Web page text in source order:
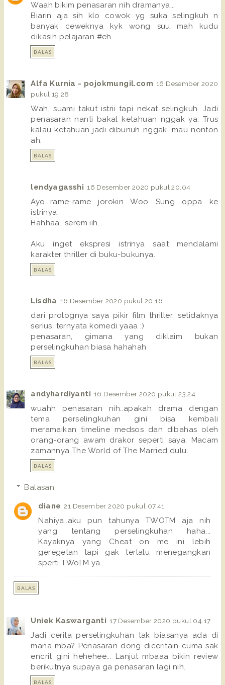
Waah bikim penasaran nih dramanya...
Biarin aja sih klo cowok yg suka selingkuh n
banyak ceweknya kyk wong suu mah kudu
dikasih pelajaran #eh...
BALAS
Alfa Kurnia - pojokmungil.com 16 Desember 2020
pukul 19.28
Wah, suami takut istrii tapi nekat selingkuh. Jadi
penasaran nanti bakal ketahuan nggak ya. Trus
kalau ketahuan jadi dibunuh nggak, mau nonton
ah.
BALAS
lendyagasshi 16 Desember 2020 pukul 20.04
Ayo...rame-rame jorokin Woo Sung oppa ke
istrinya.
Hahhaa...serem iih...
Aku inget ekspresi istrinya saat mendalami
karakter thriller di buku-bukunya.
BALAS
Lisdha 16 Desember 2020 pukul 20.16
dari prolognya saya pikir film thriller, setidaknya
serius, ternyata komedi yaaa :)
penasaran, gimana yang diklaim bukan
perselingkuhan biasa hahahah
BALAS
andyhardiyanti 16 Desember 2020 pukul 23.24
wuahh penasaran nih..apakah drama dengan
tema perselingkuhan gini bisa kembali
meramaikan timeline medsos dan dibahas oleh
orang-orang awam drakor seperti saya. Macam
zamannya The World of The Married dulu.
BALAS
Balasan
diane 21 Desember 2020 pukul 07.41
Nahiya..aku pun tahunya TWOTM aja nih
yang tentang perselingkuhan haha...
Kayaknya yang Cheat on me ini lebih
geregetan tapi gak terlalu menegangkan
sperti TWoTM ya..
BALAS
Uniek Kaswarganti 17 Desember 2020 pukul 04.17
Jadi cerita perselingkuhan tak biasanya ada di
mana mba? Penasaran dong diceritain cuma sak
encrit gini hehehee... Lanjut mbaaa bikin review
berikutnya supaya ga penasaran lagi nih.
BALAS